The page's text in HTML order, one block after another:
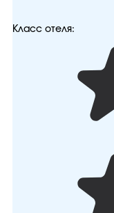
Класс отеля: